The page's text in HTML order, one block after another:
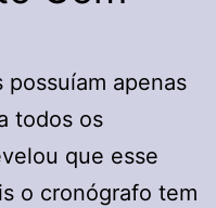
apenas
todos os
que esse
o cronógrafo tem